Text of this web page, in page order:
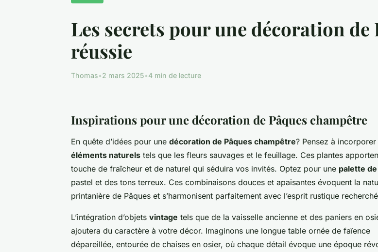
Les secrets pour une décoration de
réussie
Thomas•2 mars 2025•4 min de lecture
Inspirations pour une décoration de Pâques champêtre
En quête d’idées pour une décoration de Pâques champêtre? Pensez à incorporer
éléments naturels tels que les fleurs sauvages et le feuillage. Ces plantes
touche de fraîcheur et de naturel qui séduira vos invités. Optez pour une palette
pastel et des tons terreux. Ces combinaisons douces et apaisantes évoquent la
printanière de Pâques et s’harmonisent parfaitement avec l’esprit rustique
L’intégration d’objets vintage tels que de la vaisselle ancienne et des paniers en
ajoutera du caractère à votre décor. Imaginons une longue table ornée de faïence
dépareillée, entourée de chaises en osier, où chaque détail évoque une époque